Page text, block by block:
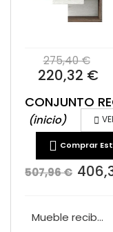
275,40 €
220,32 €
CONJUNTO
(inicio) 
 Comprar
507,96 €
Mueble recibidor un cajon VA1008